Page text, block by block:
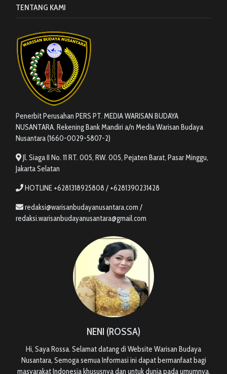
TENTANG KAMI
Penerbit Perusahan PERS PT. MEDIA WARISAN BUDAYA
NUSANTARA. Rekening Bank Mandiri a/n Media Warisan Budaya
Nusantara (1660-0029-5807-2)
Jl. Siaga II No. 11 RT. 005, RW. 005, Pejaten Barat, Pasar Minggu,
Jakarta Selatan
HOTLINE +6281318925808 / +6281390231428
redaksi@warisanbudayanusantara.com /
redaksi.warisanbudayanusantara@gmail.com
NENI (ROSSA)
Hi, Saya Rossa. Selamat datang di Website Warisan Budaya
Nusantara, Semoga semua Informasi ini dapat bermanfaat bagi
masyarakat Indonesia khususnya dan untuk dunia pada umumnya.